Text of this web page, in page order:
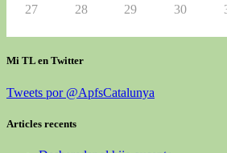
27 28 29 30
Mi TL en Twitter
Tweets por @ApfsCatalunya
Articles recents